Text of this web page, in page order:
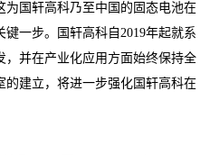
为国轩高科乃至中国的固态电池在
一步。国轩高科自2019年起就系
并在产业化应用方面始终保持全
建立，将进一步强化国轩高科在